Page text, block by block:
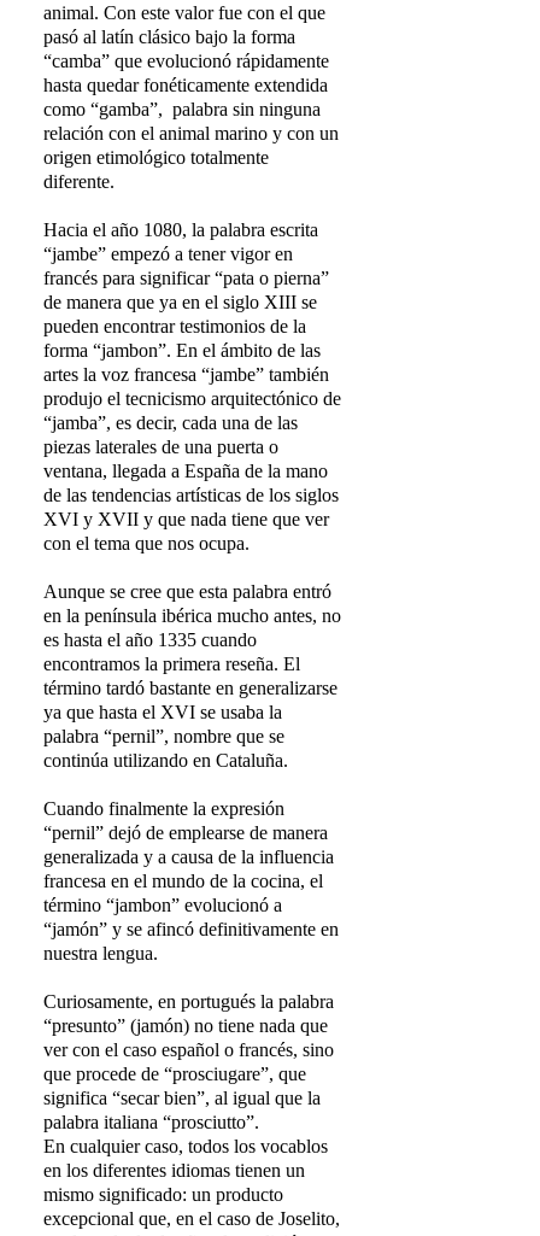
animal. Con este valor fue con el que
pasó al latín clásico bajo la forma
“camba” que evolucionó rápidamente
hasta quedar fonéticamente extendida
como “gamba”, palabra sin ninguna
relación con el animal marino y con un
origen etimológico totalmente
diferente.
Hacia el año 1080, la palabra escrita
“jambe” empezó a tener vigor en
francés para significar “pata o pierna”
de manera que ya en el siglo XIII se
pueden encontrar testimonios de la
forma “jambon”. En el ámbito de las
artes la voz francesa “jambe” también
produjo el tecnicismo arquitectónico de
“jamba”, es decir, cada una de las
piezas laterales de una puerta o
ventana, llegada a España de la mano
de las tendencias artísticas de los siglos
XVI y XVII y que nada tiene que ver
con el tema que nos ocupa.
Aunque se cree que esta palabra entró
en la península ibérica mucho antes, no
es hasta el año 1335 cuando
encontramos la primera reseña. El
término tardó bastante en generalizarse
ya que hasta el XVI se usaba la
palabra “pernil”, nombre que se
continúa utilizando en Cataluña.
Cuando finalmente la expresión
“pernil” dejó de emplearse de manera
generalizada y a causa de la influencia
francesa en el mundo de la cocina, el
término “jambon” evolucionó a
“jamón” y se afincó definitivamente en
nuestra lengua.
Curiosamente, en portugués la palabra
“presunto” (jamón) no tiene nada que
ver con el caso español o francés, sino
que procede de “prosciugare”, que
significa “secar bien”, al igual que la
palabra italiana “prosciutto”.
En cualquier caso, todos los vocablos
en los diferentes idiomas tienen un
mismo significado: un producto
excepcional que, en el caso de Joselito,